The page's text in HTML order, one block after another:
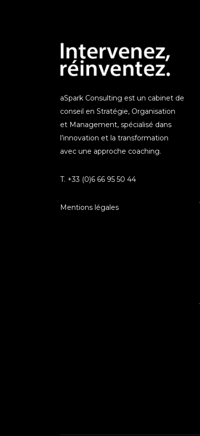
aSpark Consulting est un cabinet de
conseil en Stratégie, Organisation
et Management, spécialisé dans
l’innovation et la transformation
avec une approche coaching.
T. +33 (0)6 66 95 50 44
Mentions légales